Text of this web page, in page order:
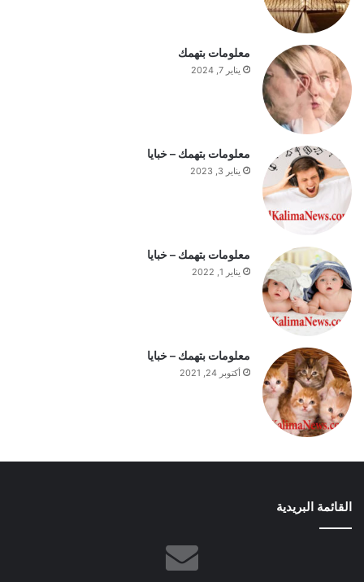
ل
ه
ي
م
ي
و
م
معلومات بتهمك
يناير 7, 2024
معلومات بتهمك – خبايا
يناير 3, 2023
معلومات بتهمك – خبايا
يناير 1, 2022
معلومات بتهمك – خبايا
أكتوبر 24, 2021
القائمة البريدية